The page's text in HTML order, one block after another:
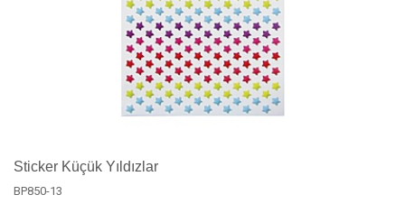
Sticker Küçük Yıldızlar
BP850-13